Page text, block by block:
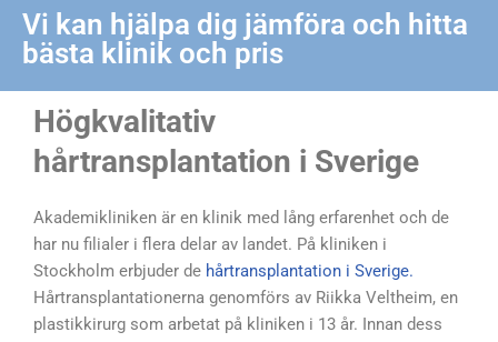
Vi kan hjälpa dig jämföra och hitta
bästa klinik och pris
Högkvalitativ
hårtransplantation i Sverige
Akademikliniken är en klinik med lång erfarenhet och de
har nu filialer i flera delar av landet. På kliniken i
Stockholm erbjuder de hårtransplantation i Sverige.
Hårtransplantationerna genomförs av Riikka Veltheim, en
plastikkirurg som arbetat på kliniken i 13 år. Innan dess